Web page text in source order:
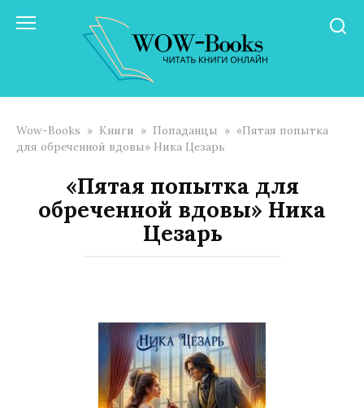
Wow-Books » Книги » Попаданцы » «Пятая попытка
для обреченной вдовы» Ника Цезарь
«Пятая попытка для
обреченной вдовы» Ника
Цезарь